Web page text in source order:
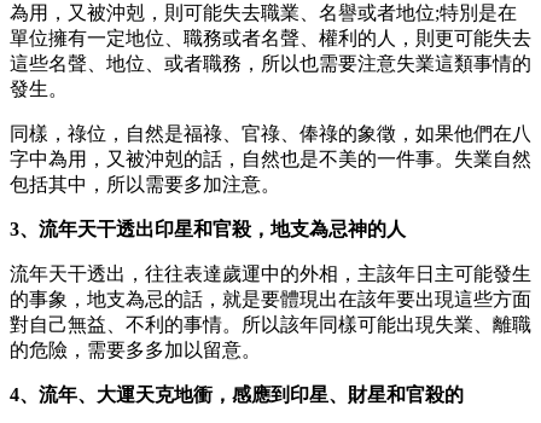
為用，又被沖剋，則可能失去職業、名譽或者地位;特別是在
單位擁有一定地位、職務或者名聲、權利的人，則更可能失去
這些名聲、地位、或者職務，所以也需要注意失業這類事情的
發生。
同樣，祿位，自然是福祿、官祿、俸祿的象徵，如果他們在八
字中為用，又被沖剋的話，自然也是不美的一件事。失業自然
包括其中，所以需要多加注意。
3、流年天干透出印星和官殺，地支為忌神的人
流年天干透出，往往表達歲運中的外相，主該年日主可能發生
的事象，地支為忌的話，就是要體現出在該年要出現這些方面
對自己無益、不利的事情。所以該年同樣可能出現失業、離職
的危險，需要多多加以留意。
4、流年、大運天克地衝，感應到印星、財星和官殺的